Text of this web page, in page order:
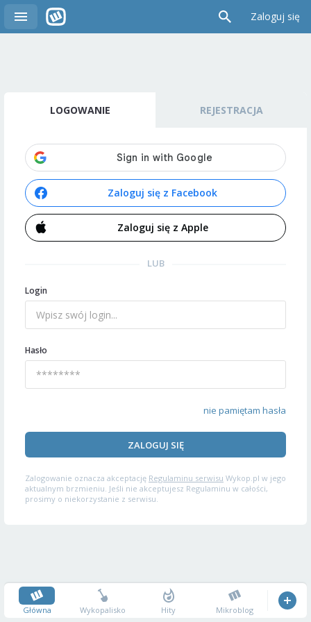
Zaloguj się
LOGOWANIE REJESTRACJA
Zaloguj się z Facebook
Zaloguj się z Apple
LUB
Login
Hasło
nie pamiętam hasła
ZALOGUJ SIĘ
Zalogowanie oznacza akceptację Regulaminu serwisu Wykop.pl w jego
aktualnym brzmieniu. Jeśli nie akceptujesz Regulaminu w całości,
prosimy o niekorzystanie z serwisu.
Główna Wykopalisko Hity Mikroblog